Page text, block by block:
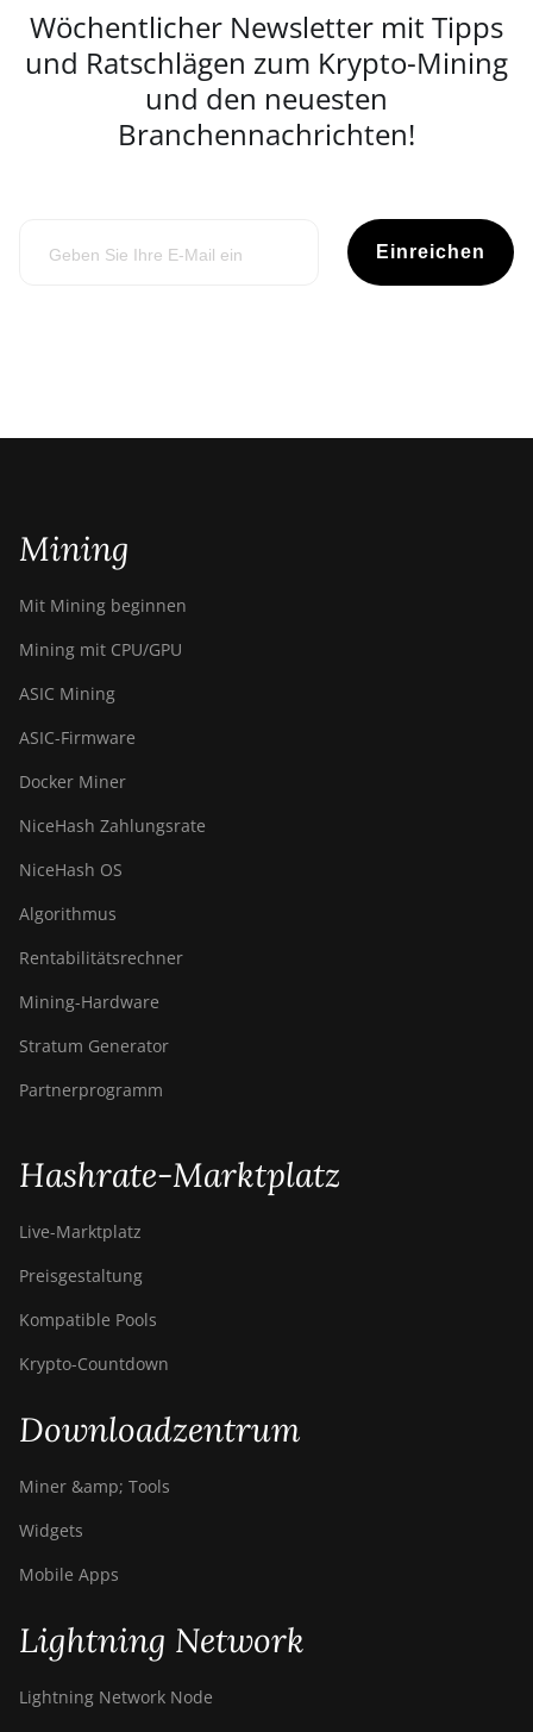
Wöchentlicher Newsletter mit Tipps
und Ratschlägen zum Krypto-Mining
und den neuesten
Branchennachrichten!
Einreichen
Mining
Mit Mining beginnen
Mining mit CPU/GPU
ASIC Mining
ASIC-Firmware
Docker Miner
NiceHash Zahlungsrate
NiceHash OS
Algorithmus
Rentabilitätsrechner
Mining-Hardware
Stratum Generator
Partnerprogramm
Hashrate-Marktplatz
Live-Marktplatz
Preisgestaltung
Kompatible Pools
Krypto-Countdown
Downloadzentrum
Miner &amp; Tools
Widgets
Mobile Apps
Lightning Network
Lightning Network Node